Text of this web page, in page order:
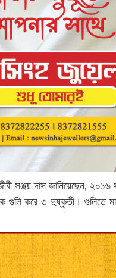
সঞ্জয় দাস জানিয়েছেন, ২০১৬
গুলি করে ৩ দুষ্কৃতী। গুলিতে